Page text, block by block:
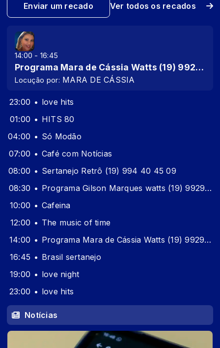
Enviar um recado Ver todos os recados
14:00 - 16:45
Programa Mara de Cássia Watts (19) 99295-0705
Locução por: MARA DE CÁSSIA
23:00
love hits
01:00
HITS 80
04:00
Só Modão
07:00
Café com Notícias
08:00
Sertanejo Retrô (19) 994 40 45 09
08:30
Programa Gilson Marques watts (19) 99295-0705
10:00
Cafeina
12:00
The music of time
14:00
Programa Mara de Cássia Watts (19) 99295-0705
16:45
Brasil sertanejo
19:00
love night
23:00
love hits
Notícias